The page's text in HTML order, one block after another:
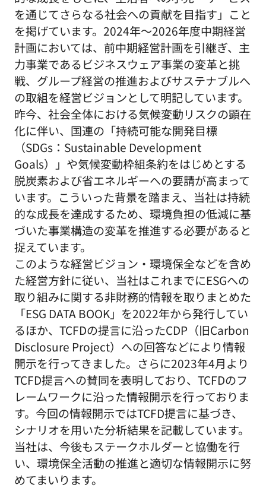
を通じてさらなる社会への貢献を目指す」こと
を掲げています。2024年～2026年度中期経営
計画においては、前中期経営計画を引継ぎ、主
力事業であるビジネスウェア事業の変革と挑
戦、グループ経営の推進およびサステナブルへ
の取組を経営ビジョンとして明記しています。
昨今、社会全体における気候変動リスクの顕在
化に伴い、国連の「持続可能な開発目標
（SDGs：Sustainable Development
Goals）」や気候変動枠組条約をはじめとする
脱炭素および省エネルギーへの要請が高まって
います。こういった背景を踏まえ、当社は持続
的な成長を達成するため、環境負担の低減に基
づいた事業構造の変革を推進する必要があると
捉えています。
このような経営ビジョン・環境保全などを含め
た経営方針に従い、当社はこれまでにESGへの
取り組みに関する非財務的情報を取りまとめた
「ESG DATA BOOK」を2022年から発行してい
るほか、TCFDの提言に沿ったCDP（旧Carbon
Disclosure Project）への回答などにより情報
開示を行ってきました。さらに2023年4月より
TCFD提言への賛同を表明しており、TCFDのフ
レームワークに沿った情報開示を行っておりま
す。今回の情報開示ではTCFD提言に基づき、
シナリオを用いた分析結果を記載しています。
当社は、今後もステークホルダーと協働を行
い、環境保全活動の推進と適切な情報開示に努
めてまいります。